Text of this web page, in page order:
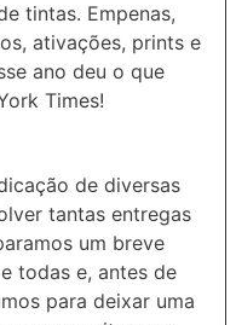
tintas. Empenas,
ativações, prints e
ano deu o que
Times!
de diversas
tantas entregas
um breve
todas e, antes de
para deixar uma